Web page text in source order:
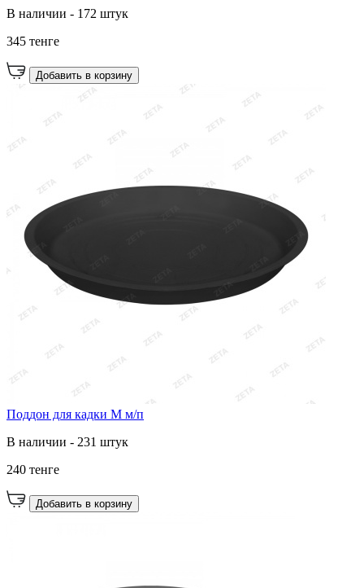
В наличии - 172 штук
345 тенге
Добавить в корзину
Поддон для кадки М м/п
В наличии - 231 штук
240 тенге
Добавить в корзину